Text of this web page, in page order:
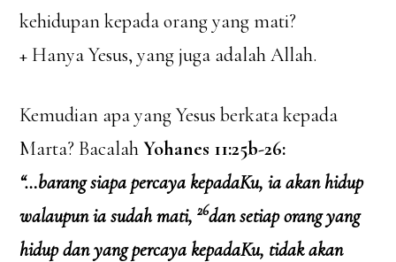
kehidupan kepada orang yang mati?
+ Hanya Yesus, yang juga adalah Allah.
Kemudian apa yang Yesus berkata kepada
Marta? BacalahYohanes 11:25b-26:
“…barang siapa percaya kepadaKu, ia akan hidup
walaupun ia sudah mati,26dan setiap orang yang
hidup dan yang percaya kepadaKu, tidak akan